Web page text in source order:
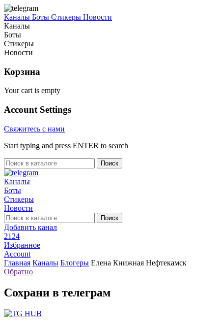
Каналы Боты Стикеры Новости
Каналы
Боты
Стикеры
Новости
Корзина
Your cart is empty
Account Settings
Свяжитесь с нами
Start typing and press ENTER to search
Поиск
Каналы
Боты
Стикеры
Новости
Поиск
Добавить канал
2124
Избранное
Account
Главная Каналы Блогеры Елена Книжная Нефтекамск
Обратно
Сохрани в телеграм